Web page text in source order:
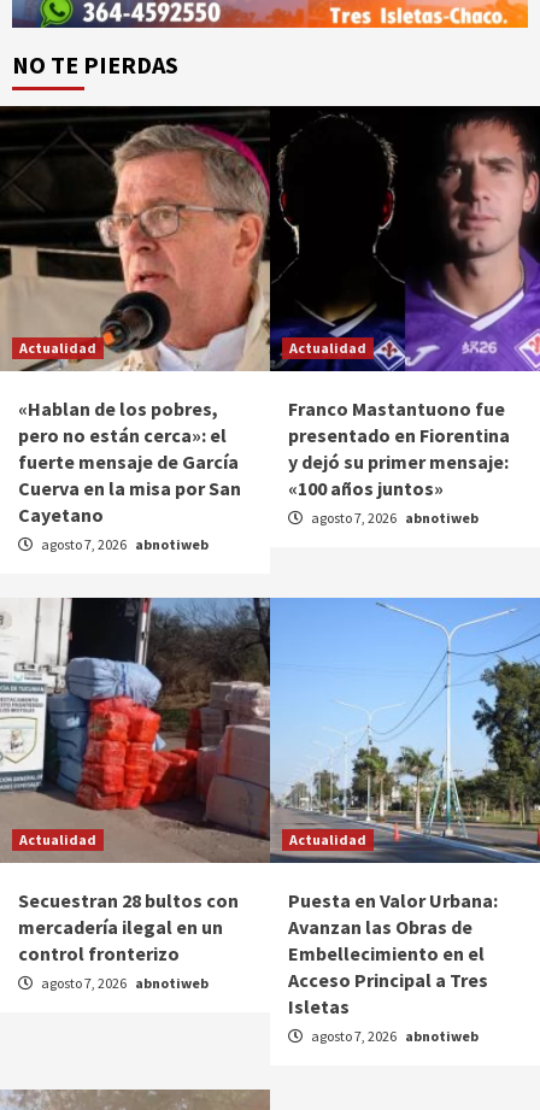
NO TE PIERDAS
Actualidad
«Hablan de los pobres,
pero no están cerca»: el
fuerte mensaje de García
Cuerva en la misa por San
Cayetano
agosto 7, 2026 abnotiweb
Actualidad
Franco Mastantuono fue
presentado en Fiorentina
y dejó su primer mensaje:
«100 años juntos»
agosto 7, 2026 abnotiweb
Actualidad
Secuestran 28 bultos con
mercadería ilegal en un
control fronterizo
agosto 7, 2026 abnotiweb
Actualidad
Puesta en Valor Urbana:
Avanzan las Obras de
Embellecimiento en el
Acceso Principal a Tres
Isletas
agosto 7, 2026 abnotiweb